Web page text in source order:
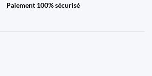
Paiement 100% sécurisé